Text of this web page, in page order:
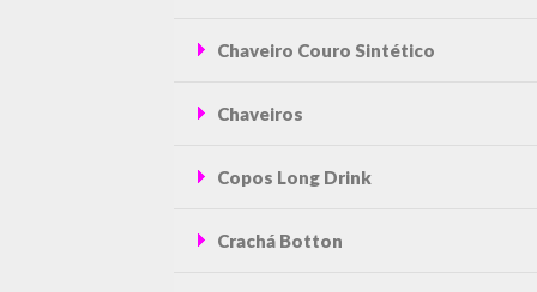
Chaveiro Couro Sintético
Chaveiros
Copos Long Drink
Crachá Botton